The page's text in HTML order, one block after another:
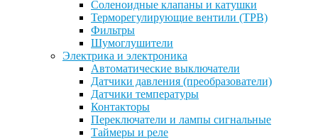
Соленоидные клапаны и катушки
Терморегулирующие вентили (ТРВ)
Фильтры
Шумоглушители
Электрика и электроника
Автоматические выключатели
Датчики давления (преобразователи)
Датчики температуры
Контакторы
Переключатели и лампы сигнальные
Таймеры и реле